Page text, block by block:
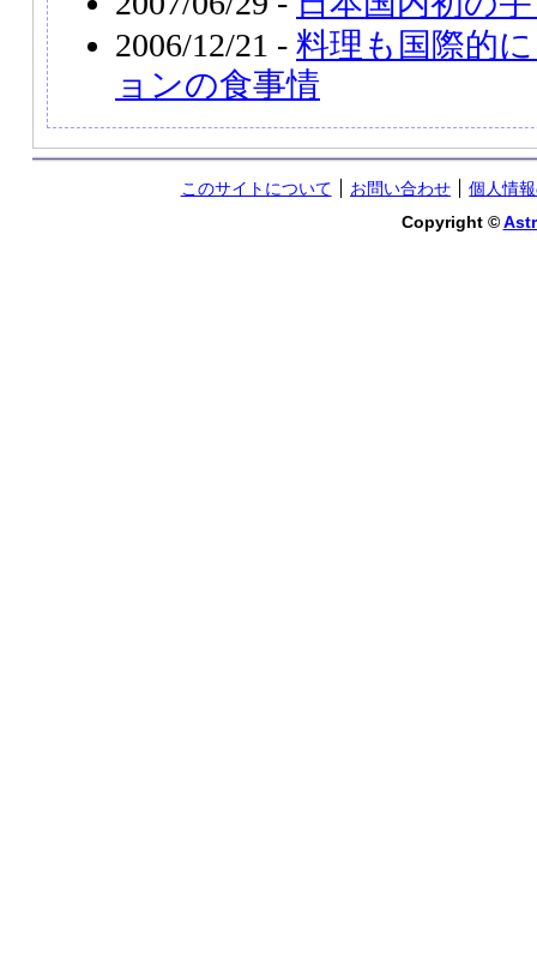
2006/12/21 - 料理も国際的
ョンの食事情
このサイトについて お問い合わせ
個人情
Copyright ©